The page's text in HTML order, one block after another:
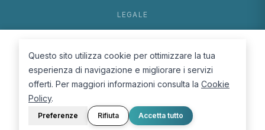
LEGALE
Cookie Policy
Questo sito utilizza cookie per ottimizzare la tua
esperienza di navigazione e migliorare i servizi
offerti. Per maggiori informazioni consulta la Cookie
Policy.
Preferenze Rifiuta Accetta tutto